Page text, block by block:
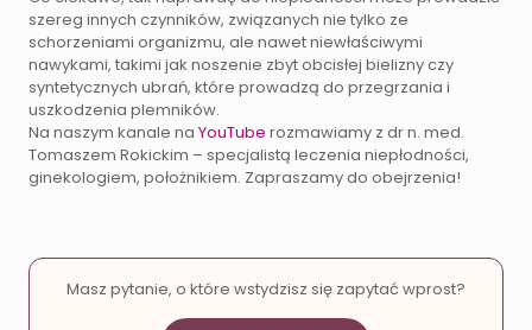
szereg innych czynników, związanych nie tylko ze
schorzeniami organizmu, ale nawet niewłaściwymi
nawykami, takimi jak noszenie zbyt obcisłej bielizny czy
syntetycznych ubrań, które prowadzą do przegrzania i
uszkodzenia plemników.
Na naszym kanale na YouTube rozmawiamy z dr n. med.
Tomaszem Rokickim – specjalistą leczenia niepłodności,
ginekologiem, położnikiem. Zapraszamy do obejrzenia!
Masz pytanie, o które wstydzisz się zapytać wprost?